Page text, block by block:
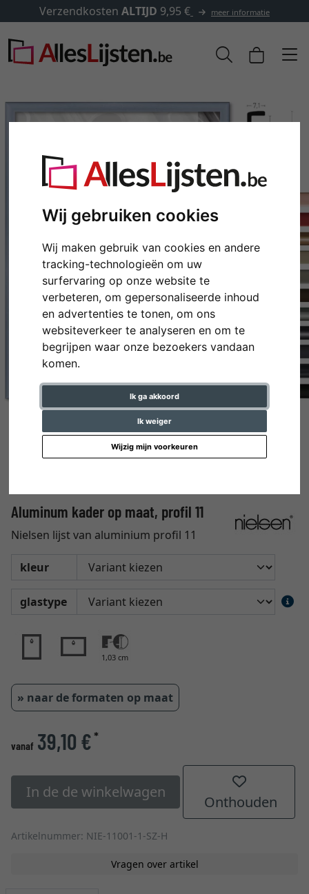
Wij gebruiken cookies
Wij maken gebruik van cookies en andere
tracking-technologieën om uw
surfervaring op onze website te
verbeteren, om gepersonaliseerde inhoud
en advertenties te tonen, om ons
websiteverkeer te analyseren en om te
begrijpen waar onze bezoekers vandaan
komen.
Ik ga akkoord
Ik weiger
Wijzig mijn voorkeuren
✓500.000 artikelen om uit te kiezen
Terug
Aluminum kader op maat, profil 11
Nielsen lijst van aluminium profil 11
kleur
glastype
1,03 cm
» naar de formaten op maat
vanaf 39,10 €*
In de de winkelwagen
Onthouden
Artikelnummer: NIE-11001-1-SZ-H
Vragen over artikel